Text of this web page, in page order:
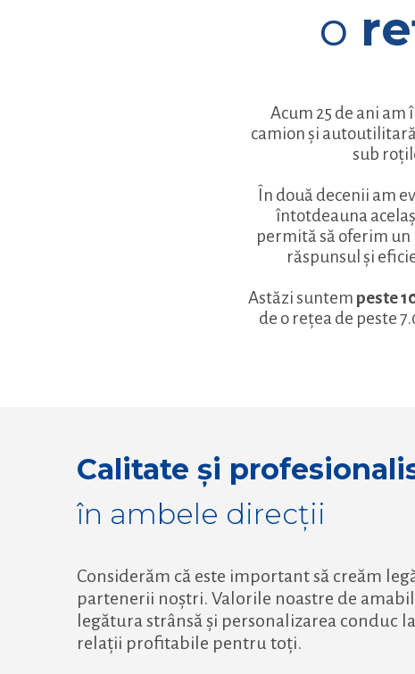
o
Acum 25 de ani
camion și
sub
În două decenii am
întotdeauna
permită să oferim
răspunsul și
Astăzi suntem peste
de o rețea de peste
Calitate și
în ambele direcții
Considerăm că este important să creăm
partenerii noștri. Valorile noastre de
legătura strânsă și personalizarea conduc
relații profitabile pentru toți.